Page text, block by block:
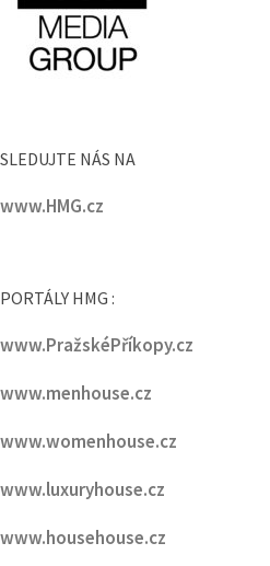
HMG
www.HMG.cz
PORTÁLY HMG :
www.PražskéPříkopy.cz
www.menhouse.cz
www.womenhouse.cz